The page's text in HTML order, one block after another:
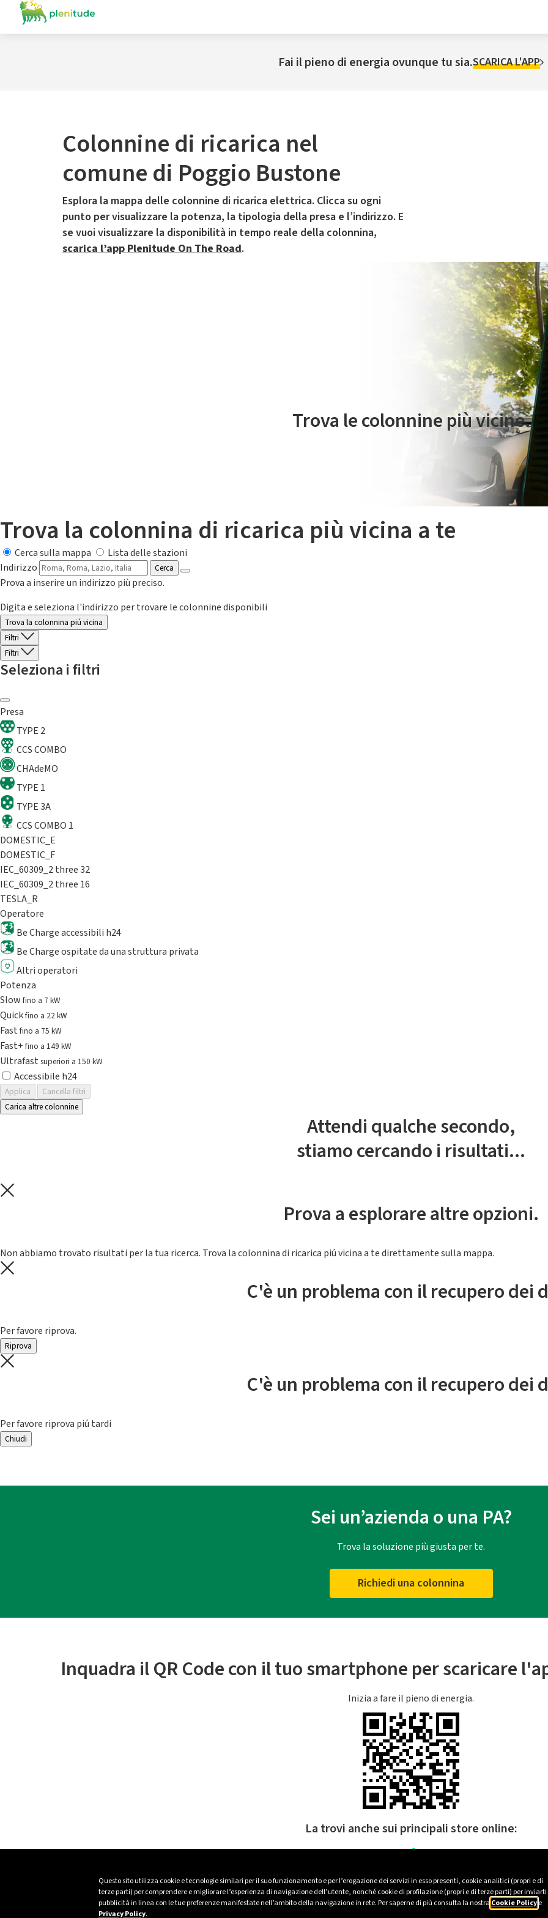
Questo sito utilizza cookie e tecnologie similari per il suo funzionamento e per l’erogazione dei servizi in esso presenti, cookie analitici (propri e di
terze parti) per comprendere e migliorare l’esperienza di navigazione dell’utente, nonché cookie di profilazione (propri e di terze parti) per inviarti
pubblicità in linea con le tue preferenze manifestate nell’ambito della navigazione in rete. Per saperne di più consulta la nostra Cookie Policye
Privacy Policy.
Fai il pieno di energia ovunque tu sia.SCARICA L'APP
Colonnine di ricarica nel
comune di Poggio Bustone
Esplora la mappa delle colonnine di ricarica elettrica. Clicca su ogni
punto per visualizzare la potenza, la tipologia della presa e l’indirizzo. E
se vuoi visualizzare la disponibilità in tempo reale della colonnina,
scarica l’app Plenitude On The Road.
Il servizio di mobilità elettrica è gestito da Plenitude On The Road
Trova le colonnine più vicine.
Trova la colonnina di ricarica più vicina a te
Cerca sulla mappa
Lista delle stazioni
Indirizzo
Cerca
Prova a inserire un indirizzo più preciso.
Digita e seleziona l'indirizzo per trovare le colonnine disponibili
Trova la colonnina piú vicina
Filtri
Filtri
Seleziona i filtri
Presa
TYPE 2
CCS COMBO
CHAdeMO
TYPE 1
TYPE 3A
CCS COMBO 1
DOMESTIC_E
DOMESTIC_F
IEC_60309_2 three 32
IEC_60309_2 three 16
TESLA_R
Operatore
Be Charge accessibili h24
Be Charge ospitate da una struttura privata
Altri operatori
Potenza
Slowfino a 7 kW
Quickfino a 22 kW
Fastfino a 75 kW
Fast+fino a 149 kW
Ultrafast superiori a 150 kW
Accessibile h24
Applica
Cancella filtri
Carica altre colonnine
Attendi qualche secondo,
stiamo cercando i risultati...
Prova a esplorare altre opzioni.
Non abbiamo trovato risultati per la tua ricerca. Trova la colonnina di ricarica piú vicina a te direttamente sulla mappa.
C'è un problema con il recupero dei
Per favore riprova.
Riprova
C'è un problema con il recupero dei
Per favore riprova piú tardi
Chiudi
Sei un’azienda o una PA?
Trova la soluzione più giusta per te.
Richiedi una colonnina
Inquadra il QR Code con il tuo smartphone per scaricare
Inizia a fare il pieno di energia.
La trovi anche sui principali store online: